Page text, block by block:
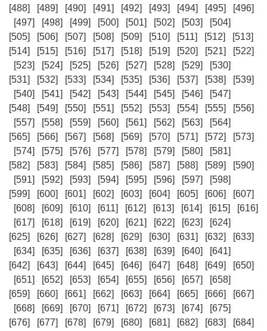
[488]
[489] [490] [491] [492] [493] [494] [495]
[496]
[497]
[498] [499] [500] [501] [502] [503]
[504]
[505]
[506] [507] [508] [509] [510] [511] [512]
[513]
[514]
[515] [516] [517] [518] [519] [520] [521]
[522]
[523]
[524] [525] [526] [527] [528] [529]
[530]
[531]
[532] [533] [534] [535] [536] [537] [538]
[539]
[540]
[541] [542] [543] [544] [545] [546]
[547]
[548]
[549] [550] [551] [552] [553] [554] [555]
[556]
[557]
[558] [559] [560] [561] [562] [563]
[564]
[565]
[566] [567] [568] [569] [570] [571] [572]
[573]
[574]
[575] [576] [577] [578] [579] [580]
[581]
[582]
[583] [584] [585] [586] [587] [588] [589]
[590]
[591]
[592] [593] [594] [595] [596] [597]
[598]
[599]
[600] [601] [602] [603] [604] [605] [606]
[607]
[608]
[609] [610] [611] [612] [613] [614] [615]
[616]
[617]
[618] [619] [620] [621] [622] [623]
[624]
[625]
[626] [627] [628] [629] [630] [631] [632]
[633]
[634]
[635] [636] [637] [638] [639] [640]
[641]
[642]
[643] [644] [645] [646] [647] [648] [649]
[650]
[651]
[652] [653] [654] [655] [656] [657]
[658]
[659]
[660] [661] [662] [663] [664] [665] [666]
[667]
[668]
[669] [670] [671] [672] [673] [674]
[675]
[676]
[677] [678] [679] [680] [681] [682] [683]
[684]